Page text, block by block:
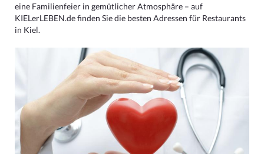
eine Familienfeier in gemütlicher Atmosphäre – auf
KIELerLEBEN.de finden Sie die besten Adressen für Restaurants
in Kiel.